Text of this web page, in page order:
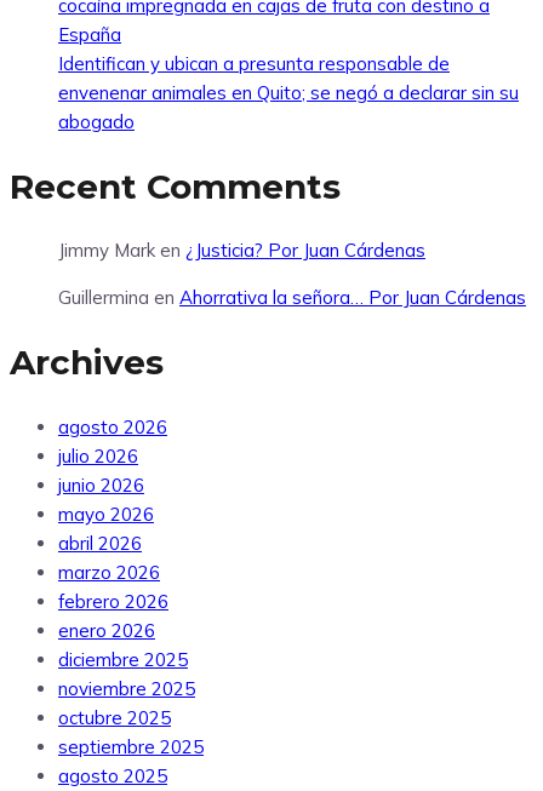
cocaína impregnada en cajas de fruta con destino a
España
Identifican y ubican a presunta responsable de
envenenar animales en Quito; se negó a declarar sin su
abogado
Recent Comments
Jimmy Mark en ¿Justicia? Por Juan Cárdenas
Guillermina en Ahorrativa la señora… Por Juan Cárdenas
Archives
agosto 2026
julio 2026
junio 2026
mayo 2026
abril 2026
marzo 2026
febrero 2026
enero 2026
diciembre 2025
noviembre 2025
octubre 2025
septiembre 2025
agosto 2025